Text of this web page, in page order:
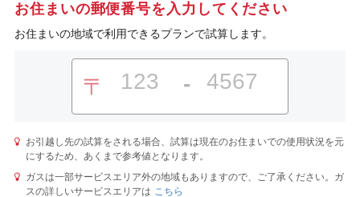
お住まいの郵便番号を入力してください
お住まいの地域で利用できるプランで試算します。
〒 -
お引越し先の試算をされる場合、試算は現在のお住まいでの使用状況を元
にするため、あくまで参考値となります。
ガスは一部サービスエリア外の地域もありますので、ご了承ください。ガ
スの詳しいサービスエリアは こちら